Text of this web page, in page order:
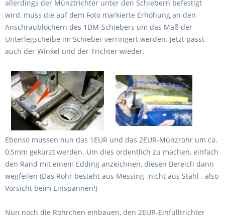
allerdings der Münztrichter unter den Schiebern befestigt
wird, muss die auf dem Foto markierte Erhöhung an den
Anschraublöchern des 1DM-Schiebers um das Maß der
Unterlegscheibe im Schieber verringert werden. Jetzt passt
auch der Winkel und der Trichter wieder.
Ebenso müssen nun das 1EUR und das 2EUR-Münzrohr um ca.
0,5mm gekürzt werden. Um dies ordentlich zu machen, einfach
den Rand mit einem Edding anzeichnen, diesen Bereich dann
wegfeilen (Das Rohr besteht aus Messing -nicht aus Stahl-, also
Vorsicht beim Einspannen!)
Nun noch die Röhrchen einbauen, den 2EUR-Einfülltrichter